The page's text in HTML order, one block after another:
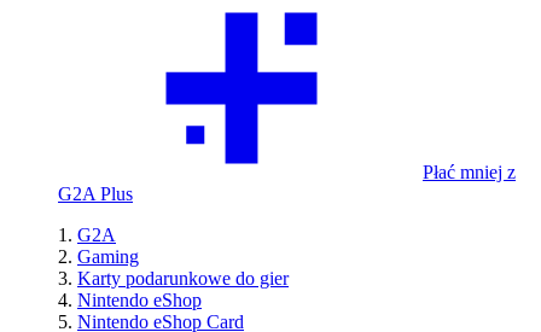
Płać mniej z
G2A Plus
G2A
Gaming
Karty podarunkowe do gier
Nintendo eShop
Nintendo eShop Card